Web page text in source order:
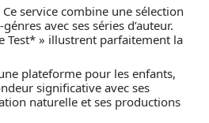
Ce service combine une sélection
avec ses séries d’auteur.
Test* » illustrent parfaitement la
plateforme pour les enfants,
significative avec ses
naturelle et ses productions